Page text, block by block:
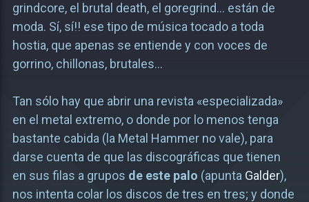
grindcore, el brutal death, el goregrind… están de
moda. Sí, sí!! ese tipo de música tocado a toda
hostia, que apenas se entiende y con voces de
gorrino, chillonas, brutales…
Tan sólo hay que abrir una revista «especializada»
en el metal extremo, o donde por lo menos tenga
bastante cabida (la Metal Hammer no vale), para
darse cuenta de que las discográficas que tienen
en sus filas a grupos de este palo (apunta Galder),
nos intenta colar los discos de tres en tres; y donde